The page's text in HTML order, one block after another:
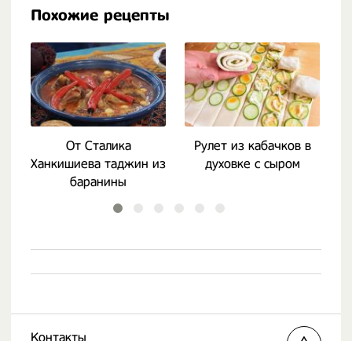
Похожие рецепты
От Сталика
Ханкишиева таджин из
баранины
Рулет из кабачков в
духовке с сыром
Контакты